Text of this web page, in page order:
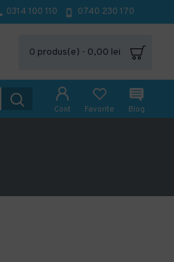
0314 100 110 0740 230 170
0 produs(e) - 0,00 lei
Cont Favorite Blog